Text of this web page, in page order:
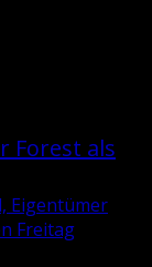
Forest als
Eigentümer
Freitag